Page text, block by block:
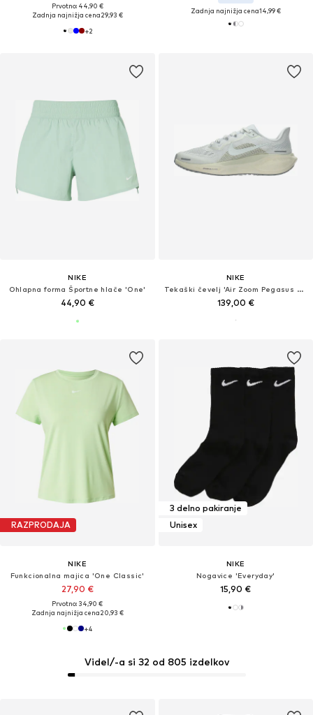
Prvotno: 44,90 €
Zadnja najnižja cena29,93 €
+2
Zadnja najnižja cena14,99 €
NIKE
Ohlapna forma Športne hlače 'One'
44,90 €
NIKE
Tekaški čevelj 'Air Zoom Pegasus 41'
139,00 €
RAZPRODAJA
NIKE
Funkcionalna majica 'One Classic'
27,90 €
Prvotno: 34,90 €
Zadnja najnižja cena20,93 €
+4
3 delno pakiranje
Unisex
NIKE
Nogavice 'Everyday'
15,90 €
Videl/-a si 32 od 805 izdelkov